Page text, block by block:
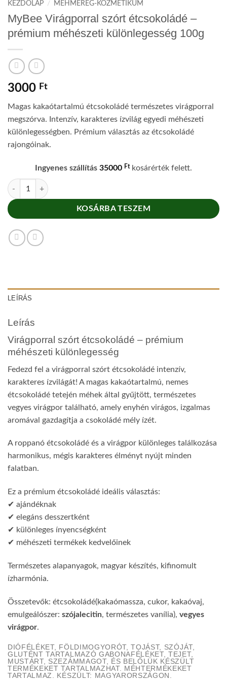
KEZDŐLAP / MÉHMÉREG-KOZMETIKUM
MyBee Virágporral szórt étcsokoládé –
prémium méhészeti különlegesség 100g
3000 Ft
Magas kakaótartalmú étcsokoládé természetes virágporral
megszórva. Intenzív, karakteres ízvilág egyedi méhészeti
különlegességben. Prémium választás az étcsokoládé
rajongóinak.
Ingyenes szállítás 35000 Ftkosárérték felett.
MyBee Virágporral szórt étcsokoládé – prémium méhészeti
KOSÁRBA TESZEM
LEÍRÁS
Leírás
Virágporral szórt étcsokoládé – prémium
méhészeti különlegesség
Fedezd fel a virágporral szórt étcsokoládé intenzív,
karakteres ízvilágát! A magas kakaótartalmú, nemes
étcsokoládé tetején méhek által gyűjtött, természetes
vegyes virágpor található, amely enyhén virágos, izgalmas
aromával gazdagítja a csokoládé mély ízét.
A roppanó étcsokoládé és a virágpor különleges találkozása
harmonikus, mégis karakteres élményt nyújt minden
falatban.
Ez a prémium étcsokoládé ideális választás:
✔ ajándéknak
✔ elegáns desszertként
✔ különleges ínyencségként
✔ méhészeti termékek kedvelőinek
Természetes alapanyagok, magyar készítés, kifinomult
ízharmónia.
Összetevők: étcsokoládé(kakaómassza, cukor, kakaóvaj,
emulgeálószer: szójalecitin, természetes vanília), vegyes
virágpor.
DIÓFÉLÉKET, FÖLDIMOGYORÓT, TOJÁST, SZÓJÁT,
GLUTÉNT TARTALMAZÓ GABONAFÉLÉKET, TEJET,
MUSTÁRT, SZEZÁMMAGOT, ÉS BELŐLÜK KÉSZÜLT
TERMÉKEKET TARTALMAZHAT. MÉHTERMÉKEKET
TARTALMAZ. KÉSZÜLT: MAGYARORSZÁGON.